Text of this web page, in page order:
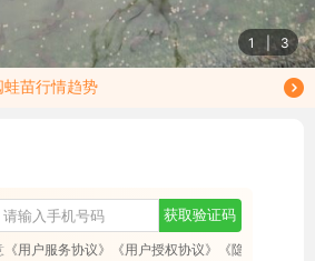
1 3
蛙苗行情趋势
价通知
获取验证码
《用户服务协议》 《用户授权协议》 《隐私政策》